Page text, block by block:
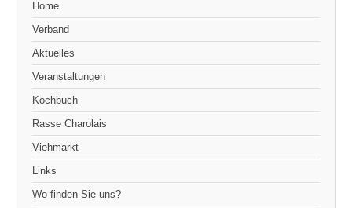
Home
Verband
Aktuelles
Veranstaltungen
Kochbuch
Rasse Charolais
Viehmarkt
Links
Wo finden Sie uns?